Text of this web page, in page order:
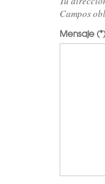
Campos
Mensaje(*)